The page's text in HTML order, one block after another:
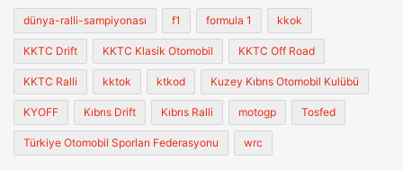
dünya-ralli-sampiyonası f1 formula 1 kkok
KKTC Drift KKTC Klasik Otomobil KKTC Off Road
KKTC Ralli kktok ktkod Kuzey Kıbrıs Otomobil Kulübü
KYOFF Kıbrıs Drift Kıbrıs Ralli motogp Tosfed
Türkiye Otomobil Sporları Federasyonu wrc